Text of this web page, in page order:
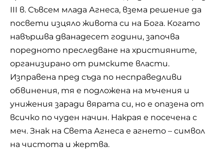
Виж цялата рецепта
Овчарската салата е ястие, характерно за
България. Тя е обогатена модификация на
шопската салата. Приготвя се от